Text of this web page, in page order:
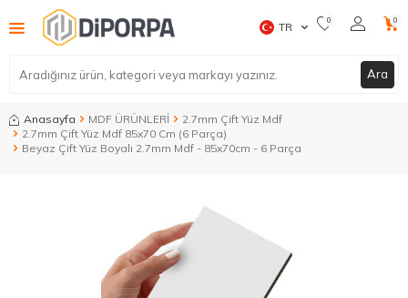
Ara
TR 0 0
Anasayfa MDF ÜRÜNLERİ
2.7mm Çift Yüz Mdf
2.7mm Çift Yüz Mdf 85x70 Cm (6 Parça)
Beyaz Çift Yüz Boyalı 2.7mm Mdf - 85x70cm - 6 Parça